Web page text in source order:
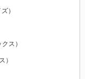
）
ス）